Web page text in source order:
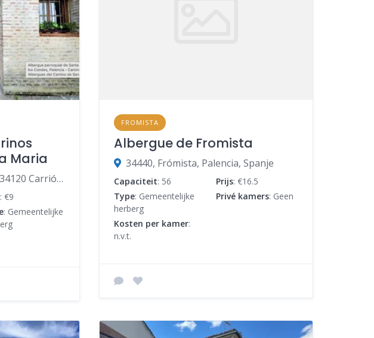
Maria
Calle Clérigo Pastor 31, 34120 Carrión de los Condes, Palencia, Spanje
: €9
: Gemeentelijke
FROMISTA
Albergue de Fromista
34440, Frómista, Palencia, Spanje
Capaciteit: 56 Prijs: €16.5
Type: Gemeentelijke
herberg
Privé kamers: Geen
Kosten per kamer:
n.v.t.